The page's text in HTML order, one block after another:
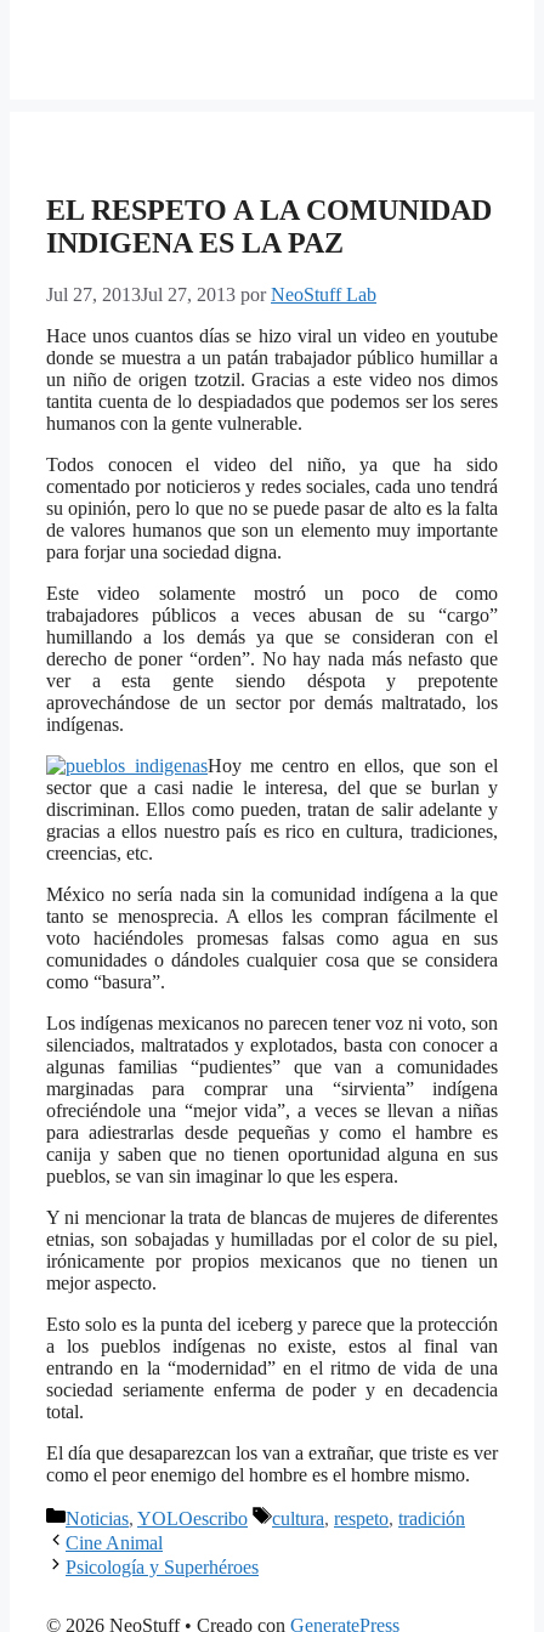
EL RESPETO A LA COMUNIDAD
INDIGENA ES LA PAZ
Jul 27, 2013Jul 27, 2013 porNeoStuff Lab
Hace unos cuantos días se hizo viral un video en youtube
donde se muestra a un patán trabajador público humillar a
un niño de origen tzotzil. Gracias a este video nos dimos
tantita cuenta de lo despiadados que podemos ser los seres
humanos con la gente vulnerable.
Todos conocen el video del niño, ya que ha sido
comentado por noticieros y redes sociales, cada uno tendrá
su opinión, pero lo que no se puede pasar de alto es la falta
de valores humanos que son un elemento muy importante
para forjar una sociedad digna.
Este video solamente mostró un poco de como
trabajadores públicos a veces abusan de su “cargo”
humillando a los demás ya que se consideran con el
derecho de poner “orden”. No hay nada más nefasto que
ver a esta gente siendo déspota y prepotente
aprovechándose de un sector por demás maltratado, los
indígenas.
Hoy me centro en ellos, que son el
sector que a casi nadie le interesa, del que se burlan y
discriminan. Ellos como pueden, tratan de salir adelante y
gracias a ellos nuestro país es rico en cultura, tradiciones,
creencias, etc.
México no sería nada sin la comunidad indígena a la que
tanto se menosprecia. A ellos les compran fácilmente el
voto haciéndoles promesas falsas como agua en sus
comunidades o dándoles cualquier cosa que se considera
como “basura”.
Los indígenas mexicanos no parecen tener voz ni voto, son
silenciados, maltratados y explotados, basta con conocer a
algunas familias “pudientes” que van a comunidades
marginadas para comprar una “sirvienta” indígena
ofreciéndole una “mejor vida”, a veces se llevan a niñas
para adiestrarlas desde pequeñas y como el hambre es
canija y saben que no tienen oportunidad alguna en sus
pueblos, se van sin imaginar lo que les espera.
Y ni mencionar la trata de blancas de mujeres de diferentes
etnias, son sobajadas y humilladas por el color de su piel,
irónicamente por propios mexicanos que no tienen un
mejor aspecto.
Esto solo es la punta del iceberg y parece que la protección
a los pueblos indígenas no existe, estos al final van
entrando en la “modernidad” en el ritmo de vida de una
sociedad seriamente enferma de poder y en decadencia
total.
El día que desaparezcan los van a extrañar, que triste es ver
como el peor enemigo del hombre es el hombre mismo.
Categorías
Noticias, YOLOescribo Etiquetas
cultura, respeto, tradición
Cine Animal
Psicología y Superhéroes
© 2026 NeoStuff• Creado con GeneratePress